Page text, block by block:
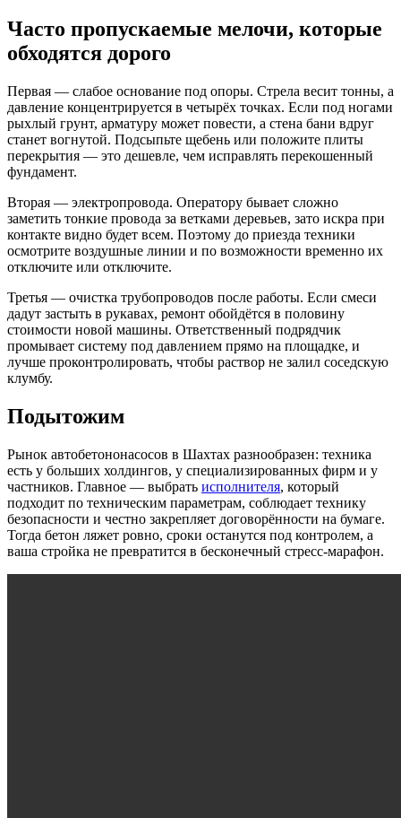
Часто пропускаемые мелочи, которые
обходятся дорого
Первая — слабое основание под опоры. Стрела весит тонны, а
давление концентрируется в четырёх точках. Если под ногами
рыхлый грунт, арматуру может повести, а стена бани вдруг
станет вогнутой. Подсыпьте щебень или положите плиты
перекрытия — это дешевле, чем исправлять перекошенный
фундамент.
Вторая — электропровода. Оператору бывает сложно
заметить тонкие провода за ветками деревьев, зато искра при
контакте видно будет всем. Поэтому до приезда техники
осмотрите воздушные линии и по возможности временно их
отключите или отключите.
Третья — очистка трубопроводов после работы. Если смеси
дадут застыть в рукавах, ремонт обойдётся в половину
стоимости новой машины. Ответственный подрядчик
промывает систему под давлением прямо на площадке, и
лучше проконтролировать, чтобы раствор не залил соседскую
клумбу.
Подытожим
Рынок автобетононасосов в Шахтах разнообразен: техника
есть у больших холдингов, у специализированных фирм и у
частников. Главное — выбрать исполнителя, который
подходит по техническим параметрам, соблюдает технику
безопасности и честно закрепляет договорённости на бумаге.
Тогда бетон ляжет ровно, сроки останутся под контролем, а
ваша стройка не превратится в бесконечный стресс-марафон.